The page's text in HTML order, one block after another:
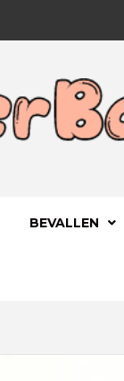
BEVALLEN